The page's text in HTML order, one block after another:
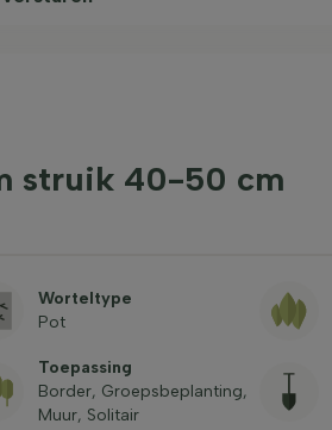
struik 40-50 cm
Worteltype
Pot
Toepassing
Border, Groepsbeplanting,
Muur, Solitair